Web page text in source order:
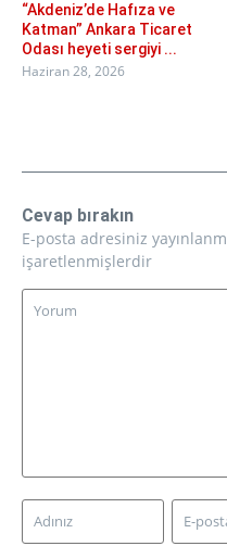
“Akdeniz’de Hafıza ve
Katman” Ankara Ticaret
Odası heyeti sergiyi ...
Haziran 28, 2026
Cevap bırakın
E-posta adresiniz
işaretlenmişlerdir